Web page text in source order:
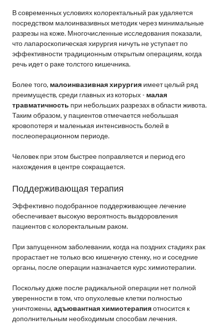
В современных условиях колоректальный рак удаляется
посредством малоинвазивных методик через минимальные
разрезы на коже. Многочисленные исследования показали,
что лапароскопическая хирургия ничуть не уступает по
эффективности традиционным открытым операциям, когда
речь идет о раке толстого кишечника.
Более того, малоинвазивная хирургияимеет целый ряд
преимуществ, среди главных из которых - малая
травматичность при небольших разрезах в области живота.
Таким образом, у пациентов отмечается небольшая
кровопотеря и маленькая интенсивность болей в
послеоперационном периоде.
Человек при этом быстрее поправляется и период его
нахождения в центре сокращается.
Поддерживающая терапия
Эффективно подобранное поддерживающее лечение
обеспечивает высокую вероятность выздоровления
пациентов с колоректальным раком.
При запущенном заболевании, когда на поздних стадиях рак
прорастает не только всю кишечную стенку, но и соседние
органы, после операции назначается курс химиотерапии.
Поскольку даже после радикальной операции нет полной
уверенности в том, что опухолевые клетки полностью
уничтожены, адъювантная химиотерапияотносится к
дополнительным необходимым способам лечения.